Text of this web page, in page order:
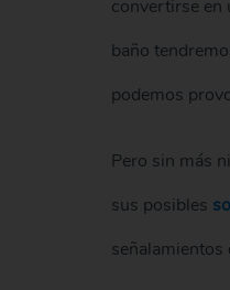
convertirse en
baño
podemos
Pero sin más
sus posibles